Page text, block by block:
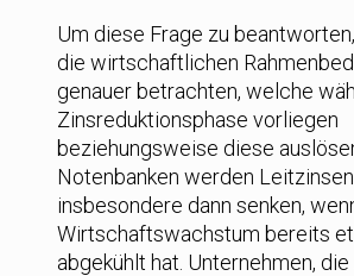
Um diese Frage zu
die wirtschaftlichen
genauer betrachten, welche
Zinsreduktionsphase vorliegen
beziehungsweise diese
Notenbanken werden Leitzinsen
insbesondere dann senken,
Wirtschaftswachstum bereits
abgekühlt hat. Unternehmen,